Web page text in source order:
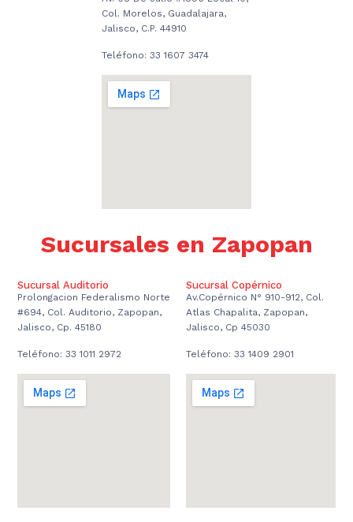
Col. Morelos, Guadalajara,
Jalisco, C.P. 44910
Teléfono: 33 1607 3474
Sucursales en Zapopan
Sucursal Auditorio
Prolongacion Federalismo Norte
#694, Col. Auditorio, Zapopan,
Jalisco, Cp. 45180
Teléfono: 33 1011 2972
Sucursal Copérnico
Av.Copérnico N° 910-912, Col.
Atlas Chapalita, Zapopan,
Jalisco, Cp 45030
Teléfono: 33 1409 2901